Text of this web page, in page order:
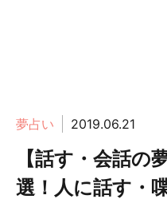
夢占い 2019.06.21
【話す・会話の
選！人に話す・